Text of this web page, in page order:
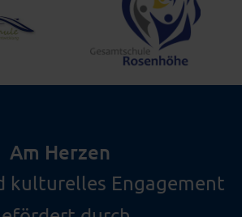
Am Herzen
kulturelles Engagement